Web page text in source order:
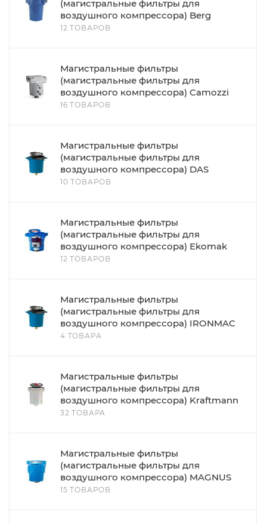
(магистральные фильтры для
воздушного компрессора) Berg
12 ТОВАРОВ
Магистральные фильтры
(магистральные фильтры для
воздушного компрессора) Camozzi
16 ТОВАРОВ
Магистральные фильтры
(магистральные фильтры для
воздушного компрессора) DAS
10 ТОВАРОВ
Магистральные фильтры
(магистральные фильтры для
воздушного компрессора) Ekomak
12 ТОВАРОВ
Магистральные фильтры
(магистральные фильтры для
воздушного компрессора) IRONMAC
4 ТОВАРА
Магистральные фильтры
(магистральные фильтры для
воздушного компрессора) Kraftmann
32 ТОВАРА
Магистральные фильтры
(магистральные фильтры для
воздушного компрессора) MAGNUS
15 ТОВАРОВ